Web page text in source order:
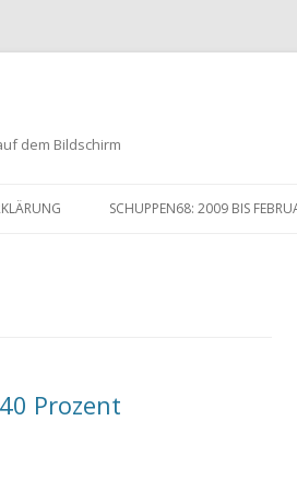
dem Bildschirm
Inhalt
SCHUPPEN68: 2009 BIS
Prozent